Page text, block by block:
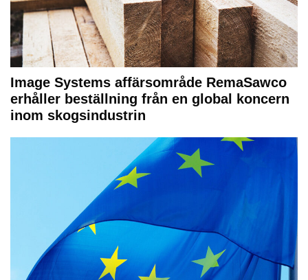
Image Systems affärsområde RemaSawco
erhåller beställning från en global koncern
inom skogsindustrin